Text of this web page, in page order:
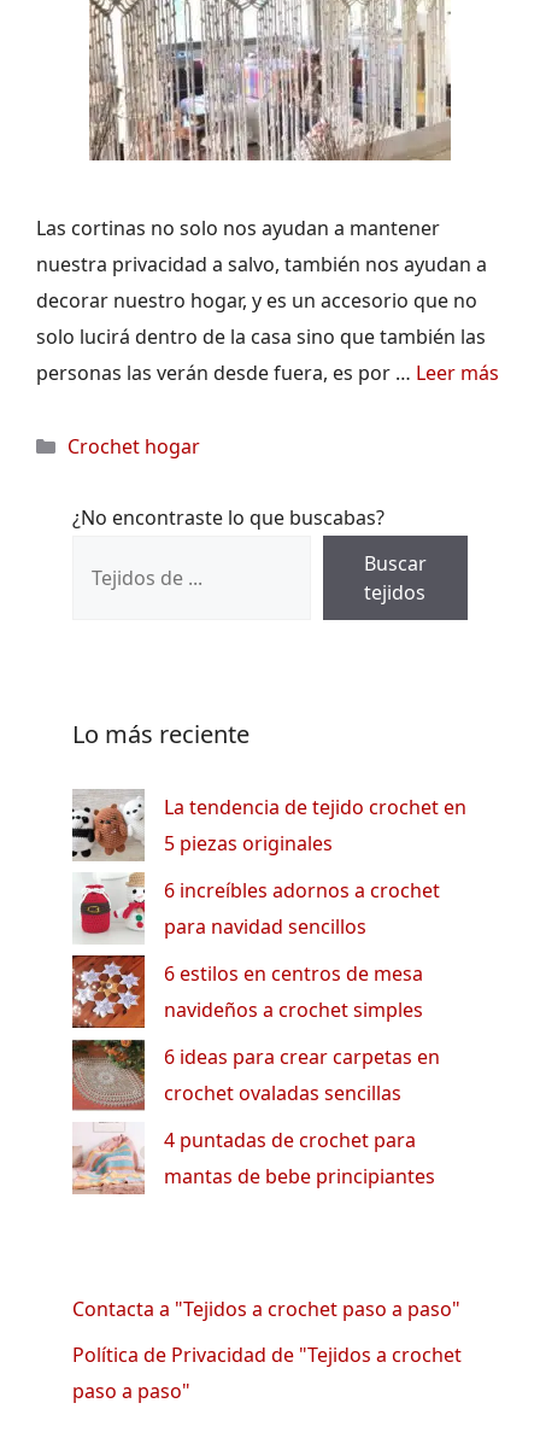
Las cortinas no solo nos ayudan a mantener
nuestra privacidad a salvo, también nos ayudan a
decorar nuestro hogar, y es un accesorio que no
solo lucirá dentro de la casa sino que también las
personas las verán desde fuera, es por … Leer más
Categorías
Crochet hogar
¿No encontraste lo que buscabas?
Buscar
tejidos
Lo más reciente
La tendencia de tejido crochet en
5 piezas originales
6 increíbles adornos a crochet
para navidad sencillos
6 estilos en centros de mesa
navideños a crochet simples
6 ideas para crear carpetas en
crochet ovaladas sencillas
4 puntadas de crochet para
mantas de bebe principiantes
Contacta a "Tejidos a crochet paso a paso"
Política de Privacidad de "Tejidos a crochet
paso a paso"